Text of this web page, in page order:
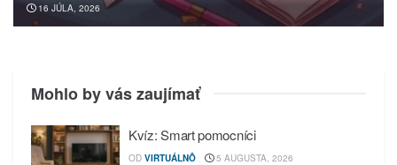
16 JÚLA, 2026
Mohlo by vás zaujímať
Kvíz: Smart pomocníci
OD VIRTUÁLNÔ 5 AUGUSTA, 2026